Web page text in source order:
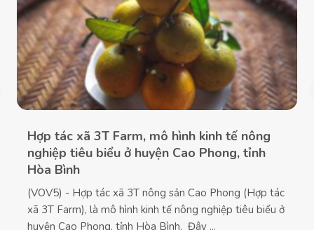
Hợp tác xã 3T Farm, mô hình kinh tế nông
nghiệp tiêu biểu ở huyện Cao Phong, tỉnh
Hòa Bình
(VOV5) - Hợp tác xã 3T nông sản Cao Phong (Hợp tác
xã 3T Farm), là mô hình kinh tế nông nghiệp tiêu biểu ở
huyện Cao Phong, tỉnh Hòa Bình. Đây ...